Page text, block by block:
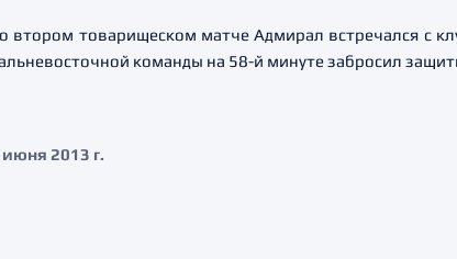
втором товарищеском матче Адмирал встречался с
команды на 58-й минуте забросил
июня 2013 г.